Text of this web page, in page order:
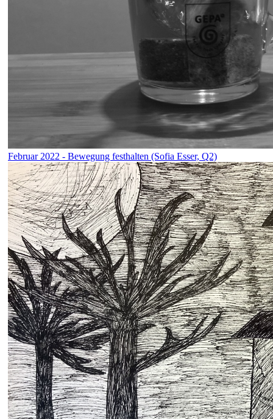
Februar 2022 - Bewegung festhalten (Sofia Esser, Q2)